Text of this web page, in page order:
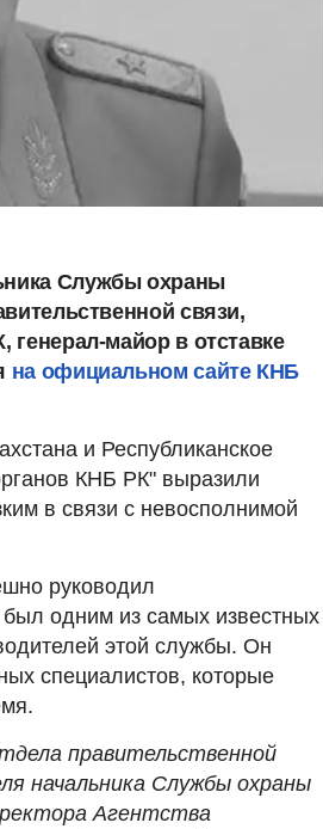
Службы охраны
связи,
генерал-майор в отставке
на официальном сайте КНБ
и Республиканское
КНБ РК" выразили
в связи с невосполнимой
руководил
был одним из самых известных
этой службы. Он
специалистов, которые
правительственной
начальника Службы охраны
Агентства